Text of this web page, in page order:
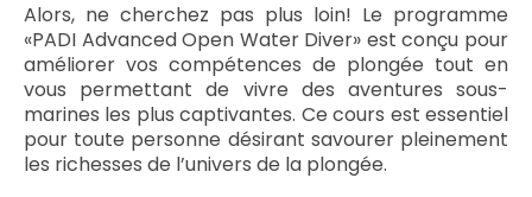
Alors, ne cherchez pas plus loin! Le programme
«PADI Advanced Open Water Diver» est conçu pour
améliorer vos compétences de plongée tout en
vous permettant de vivre des aventures sous-
marines les plus captivantes. Ce cours est essentiel
pour toute personne désirant savourer pleinement
les richesses de l’univers de la plongée.